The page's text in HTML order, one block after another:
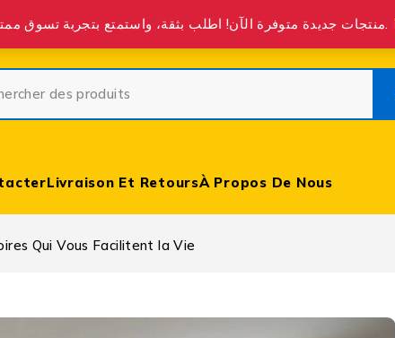
منتجات جديدة متوفرة الآن! اطلب بثقة، واستمتع بتجربة تسوق ممتازة مع خدمة عملاء متميزة. DH partout au Maroc.
Livraison Et RetoursÀ Propos De Nous
Qui Vous Facilitent la Vie